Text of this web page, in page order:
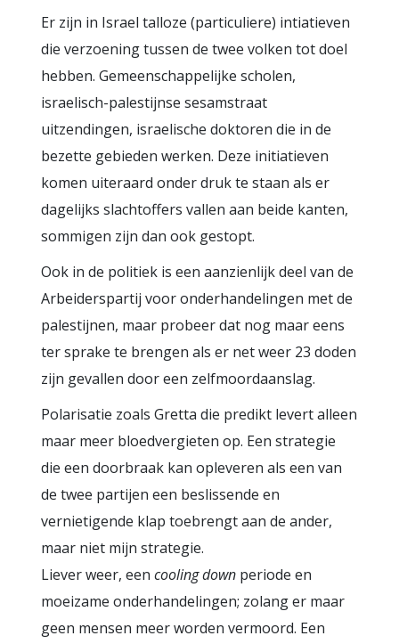
Er zijn in Israel talloze (particuliere) intiatieven
die verzoening tussen de twee volken tot doel
hebben. Gemeenschappelijke scholen,
israelisch-palestijnse sesamstraat
uitzendingen, israelische doktoren die in de
bezette gebieden werken. Deze initiatieven
komen uiteraard onder druk te staan als er
dagelijks slachtoffers vallen aan beide kanten,
sommigen zijn dan ook gestopt.
Ook in de politiek is een aanzienlijk deel van de
Arbeiderspartij voor onderhandelingen met de
palestijnen, maar probeer dat nog maar eens
ter sprake te brengen als er net weer 23 doden
zijn gevallen door een zelfmoordaanslag.
Polarisatie zoals Gretta die predikt levert alleen
maar meer bloedvergieten op. Een strategie
die een doorbraak kan opleveren als een van
de twee partijen een beslissende en
vernietigende klap toebrengt aan de ander,
maar niet mijn strategie.
Liever weer, een cooling down periode en
moeizame onderhandelingen; zolang er maar
geen mensen meer worden vermoord. Een